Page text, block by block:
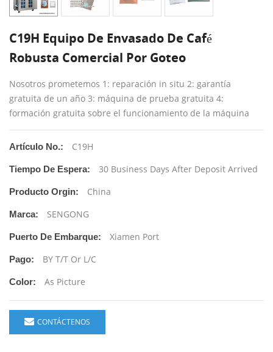
C19H Equipo De Envasado De Café
Robusta Comercial Por Goteo
Nosotros prometemos 1: reparación in situ 2: garantía
gratuita de un año 3: máquina de prueba gratuita 4:
formación gratuita sobre el funcionamiento de la máquina
Artículo No.: C19H
Tiempo De Espera: 30 Business Days After Deposit Arrived
Producto Orgin: China
Marca: SENGONG
Puerto De Embarque: Xiamen Port
Pago: BY T/T Or L/C
Color: As Picture
CONTÁCTENOS